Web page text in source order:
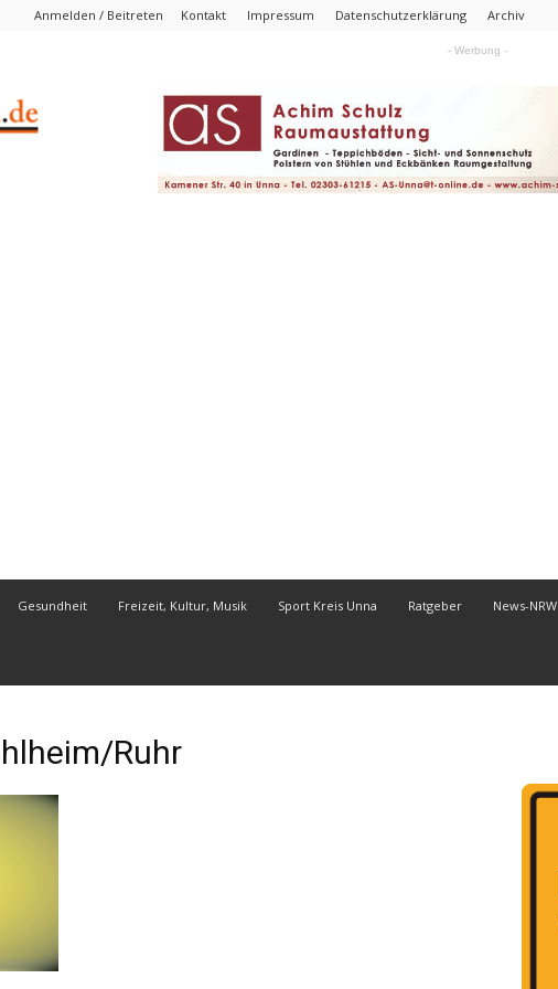
Anmelden / Beitreten Kontakt Impressum Datenschutzerklärung Archiv
- Werbung -
Gesundheit Freizeit, Kultur, Musik Sport Kreis Unna Ratgeber News-NRW
Ruhr